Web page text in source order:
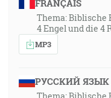
FRANÇAIS
Thema: Biblische
4 Engel und die 4
MP3
РУССКИЙ ЯЗЫК